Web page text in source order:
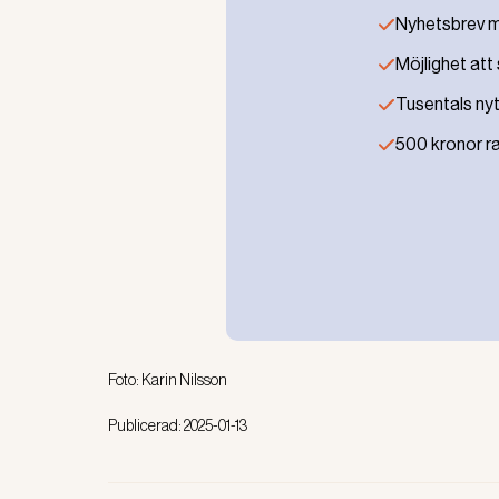
beslutat
infördes
FÄLLS
Nyhetsbrev
Möjlighet att
Tusentals
500 kronor
Foto: Karin Nilsson
Publicerad:2025-01-13